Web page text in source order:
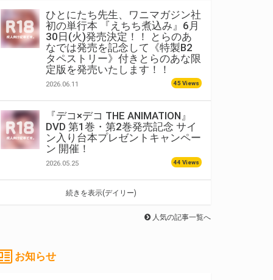
ひとにたち先生、ワニマガジン社
初の単行本 『えちち煮込み』6月
30日(火)発売決定！！ とらのあ
なでは発売を記念して《特製B2
タペストリー》付きとらのあな限
定版を発売いたします！！
2026.06.11 45 Views
『デコ×デコ THE ANIMATION』
DVD 第1巻・第2巻発売記念 サイ
ン入り台本プレゼントキャンペー
ン 開催！
2026.05.25 44 Views
続きを表示(デイリー)
人気の記事一覧へ
お知らせ